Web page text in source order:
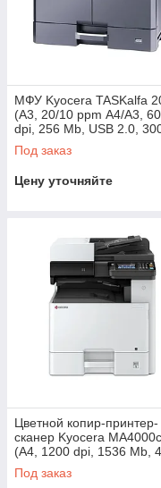
МФУ Kyocera TASKalfa
(A3, 20/10 ppm А4/A3,
dpi, 256 Mb, USB 2.0,
без крышки, тонер)
Под заказ
Цену уточняйте
Цветной копир-принтер-
сканер Kyocera
(А4, 1200 dpi, 1536 Mb,
ppm, 250 + 100 л.,
RADF100,
Под заказ